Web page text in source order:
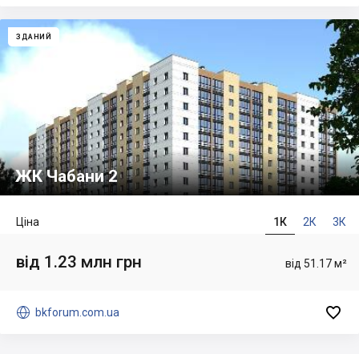
ЗДАНИЙ
ЖК Чабани 2
1К 2К 3К
Ціна
від 51.17 м²
від 1.23 млн грн
 bkforum.com.ua 